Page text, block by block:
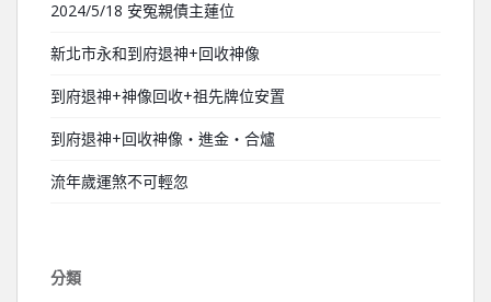
2024/5/18 安冤親債主蓮位
新北市永和到府退神+回收神像
到府退神+神像回收+祖先牌位安置
到府退神+回收神像‧進金‧合爐
流年歲運煞不可輕忽
分類